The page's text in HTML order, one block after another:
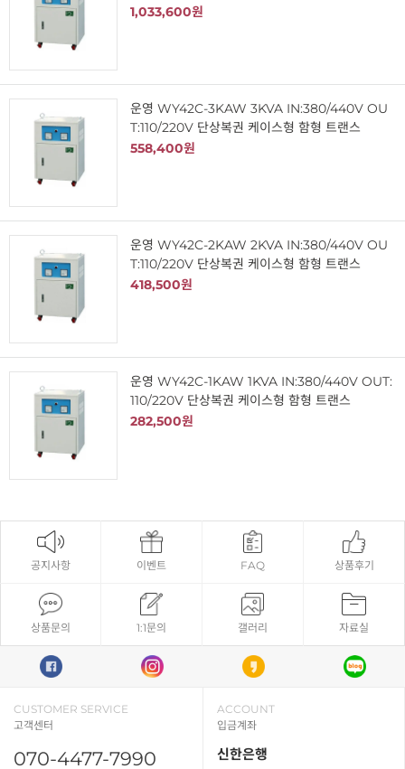
1,033,600원
운영 WY42C-3KAW 3KVA IN:380/440V OU
T:110/220V 단상복권 케이스형 함형 트랜스
558,400원
운영 WY42C-2KAW 2KVA IN:380/440V OU
T:110/220V 단상복권 케이스형 함형 트랜스
418,500원
운영 WY42C-1KAW 1KVA IN:380/440V OUT:
110/220V 단상복권 케이스형 함형 트랜스
282,500원
공지사항 이벤트 FAQ 상품후기
상품문의 1:1문의 갤러리 자료실
CUSTOMER SERVICE
고객센터
070-4477-7990
ACCOUNT
입금계좌
신한은행